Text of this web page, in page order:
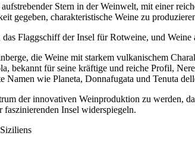
Stern in der Weinwelt, mit einer
gegeben, charakteristische Weine zu
Flaggschiff der Insel für Rotweine, und
die Weine mit starkem vulkanischem
bekannt für seine kräftige und reiche Profil,
Namen wie Planeta, Donnafugata und Tenuta
der innovativen Weinproduktion zu werden,
faszinierenden Insel widerspiegeln.